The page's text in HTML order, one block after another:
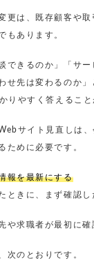
更は、既存顧客や取
もあります。
できるのか」「サ
せ先は変わるのか
りやすく答えること
サイト見直しは
ために必要です。
報を最新にする
ときに、まず確認し
や求職者が最初に確
次のとおりです。